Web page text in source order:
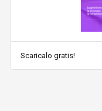
Scaricalo gratis!